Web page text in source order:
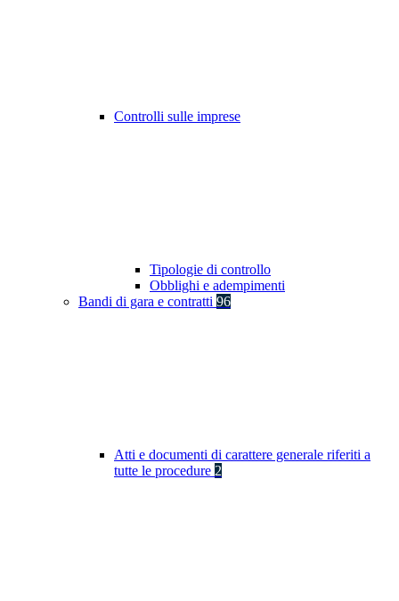
Controlli sulle imprese
Tipologie di controllo
Obblighi e adempimenti
Bandi di gara e contratti 96
Atti e documenti di carattere generale riferiti a
tutte le procedure 2